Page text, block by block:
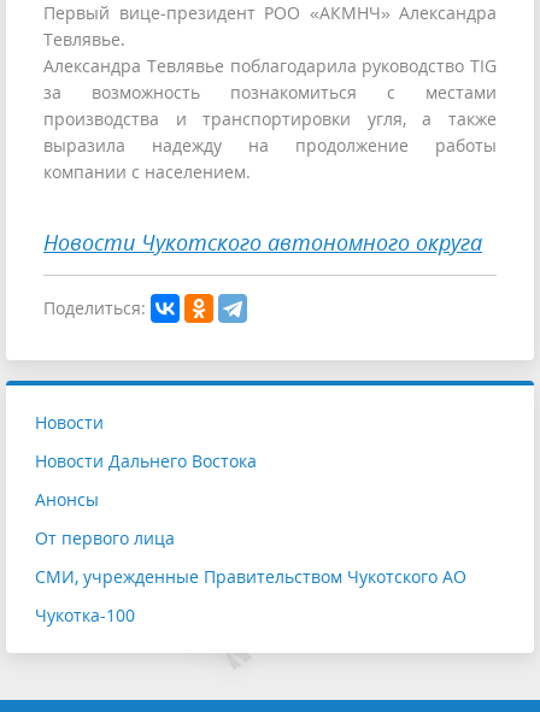
Первый вице-президент РОО «АКМНЧ» Александра
Тевлявье.
Александра Тевлявье поблагодарила руководство TIG
за возможность познакомиться с местами
производства и транспортировки угля, а также
выразила надежду на продолжение работы
компании с населением.
Новости Чукотского автономного округа
Поделиться:
Новости
Новости Дальнего Востока
Анонсы
От первого лица
СМИ, учрежденные Правительством Чукотского АО
Чукотка-100